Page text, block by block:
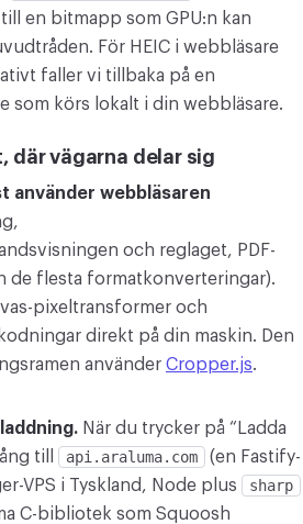
en bitmapp som GPU:n kan
För HEIC i webbläsare
faller vi tillbaka på en
som körs lokalt i din webbläsare.
där vägarna delar sig
använder webbläsaren
och reglaget, PDF-
de flesta formatkonverteringar).
pixeltransformer och
direkt på din maskin. Den
använder Cropper.js.
När du trycker på “Ladda
till
api.araluma.com
(en Fastify-
VPS i Tyskland, Node plus
sharp
C-bibliotek som Squoosh